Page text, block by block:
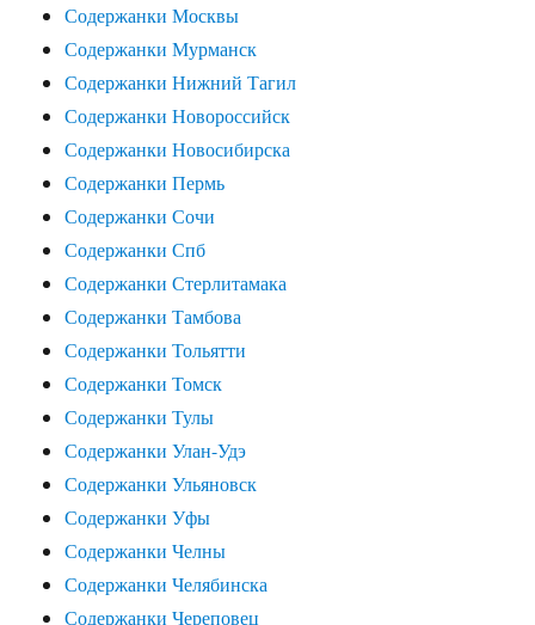
Содержанки Москвы
Содержанки Мурманск
Содержанки Нижний Тагил
Содержанки Новороссийск
Содержанки Новосибирска
Содержанки Пермь
Содержанки Сочи
Содержанки Спб
Содержанки Стерлитамака
Содержанки Тамбова
Содержанки Тольятти
Содержанки Томск
Содержанки Тулы
Содержанки Улан-Удэ
Содержанки Ульяновск
Содержанки Уфы
Содержанки Челны
Содержанки Челябинска
Содержанки Череповец